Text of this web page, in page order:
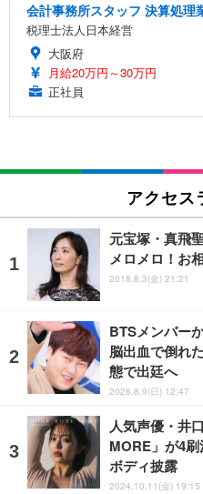
会計事務所スタッフ 決算処理
税理士法人日本経営
大阪府
月給20万円～30万円
正社員
アクセス
元宝塚・真飛
メロメロ！お
2018.8.3(金) 21:21
BTSメンバー
脳出血で倒れ
態で出廷へ
2026.8.9(日) 12:47
人気声優・井
MORE」が4
ボディ披露
2024.10.11(金) 19:15